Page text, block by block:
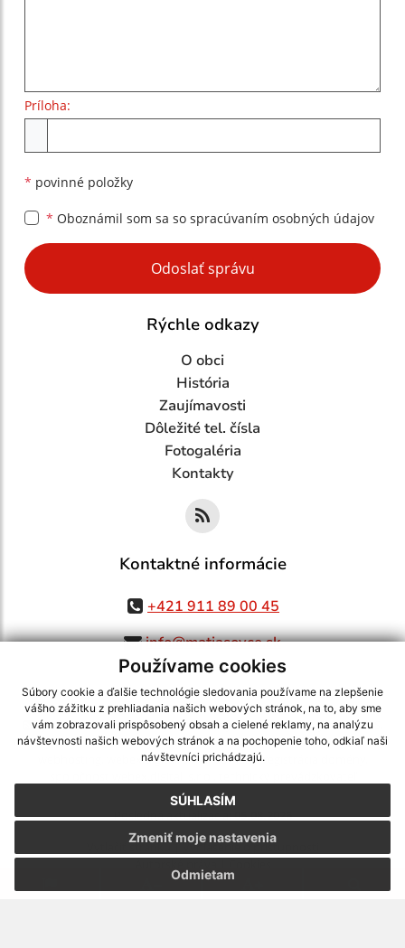
Používame cookies
Súbory cookie a ďalšie technológie sledovania používame na zlepšenie
vášho zážitku z prehliadania našich webových stránok, na to, aby sme
vám zobrazovali prispôsobený obsah a cielené reklamy, na analýzu
návštevnosti našich webových stránok a na pochopenie toho, odkiaľ naši
návštevníci prichádzajú.
SÚHLASÍM
Odmietam
Zmeniť moje nastavenia
Príloha:
* povinné položky
* Oboznámil som sa so spracúvaním osobných údajov
Google reCaptcha Response
Odoslať správu
Rýchle odkazy
O obci
História
Zaujímavosti
Dôležité tel. čísla
Fotogaléria
Kontakty
Kontaktné informácie
+421 911 89 00 45
info@matiasovce.sk
využite možnosť získavania aktuálnych informácií s využitím RSS
CMS systém (redakčný) systém ECHELON 2,Mapa stránok,web portál
webex.digital, s.r.o.,domény,registrácia domény
Posledná aktualizácia:05.08.2026
Vytlačiť stránku|Vyhlásenie o prístupnosti